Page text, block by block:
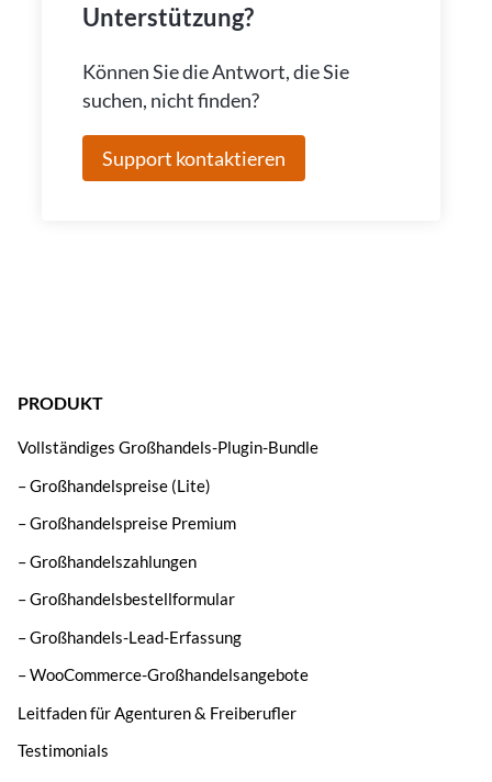
Unterstützung?
Können Sie die Antwort, die Sie
suchen, nicht finden?
Support kontaktieren
PRODUKT
Vollständiges Großhandels-Plugin-Bundle
– Großhandelspreise (Lite)
– Großhandelspreise Premium
– Großhandelszahlungen
– Großhandelsbestellformular
– Großhandels-Lead-Erfassung
– WooCommerce-Großhandelsangebote
Leitfaden für Agenturen & Freiberufler
Testimonials